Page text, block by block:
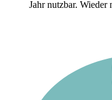
Jahr nutzbar.